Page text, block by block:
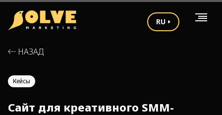
RU
НАЗАД
Кейсы
Сайт для креативного SMM-